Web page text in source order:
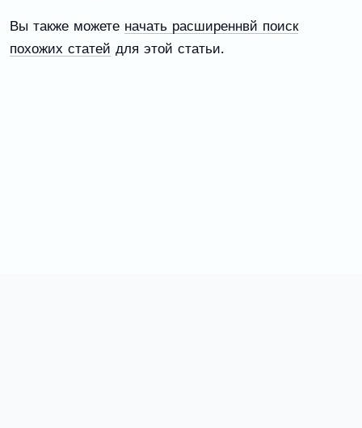
Вы также можете начать расширеннвй поиск
похожих статей для этой статьи.